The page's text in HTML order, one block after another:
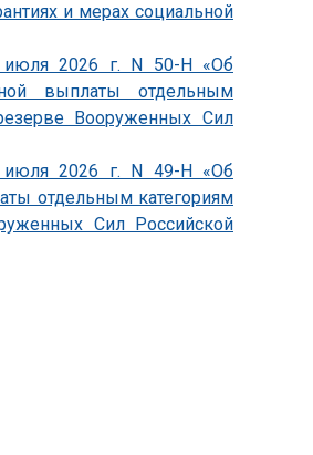
и мерах социальной
июля 2026 г. N 50-Н «Об
выплаты отдельным
Вооруженных Сил
июля 2026 г. N 49-Н «Об
отдельным категориям
Сил Российской